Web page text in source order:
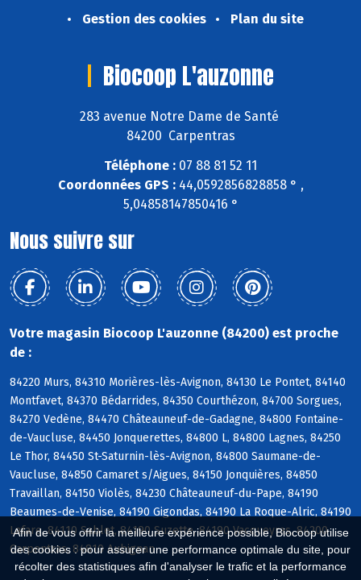
Afin de vous offrir la meilleure expérience possible, Biocoop utilise
des cookies : pour assurer une performance optimale du site, pour
récolter des statistiques afin d'analyser le trafic et la performance
Gestion des cookies
Plan du site
Biocoop L'auzonne
283 avenue Notre Dame de Santé
84200 Carpentras
Téléphone : 07 88 81 52 11
Coordonnées GPS :44,0592856828858 ° ,
5,04858147850416 °
Nous suivre sur
Votre magasin Biocoop L'auzonne (84200) est proche
de :
84220 Murs, 84310 Morières-lès-Avignon, 84130 Le Pontet, 84140
Montfavet, 84370 Bédarrides, 84350 Courthézon, 84700 Sorgues,
84270 Vedène, 84470 Châteauneuf-de-Gadagne, 84800 Fontaine-
de-Vaucluse, 84450 Jonquerettes, 84800 L, 84800 Lagnes, 84250
Le Thor, 84450 St-Saturnin-lès-Avignon, 84800 Saumane-de-
Vaucluse, 84850 Camaret s/Aigues, 84150 Jonquières, 84850
Travaillan, 84150 Violès, 84230 Châteauneuf-du-Pape, 84190
Beaumes-de-Venise, 84190 Gigondas, 84190 La Roque-Alric, 84190
Lafare, 84110 Sablet, 84190 Suzette, 84190 Vacqueyras, 84200
Carpentras, 84810 Aubignan